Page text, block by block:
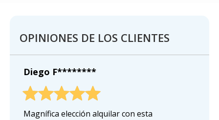
OPINIONES DE LOS CLIENTES
Diego F********
Magnífica elección alquilar con esta